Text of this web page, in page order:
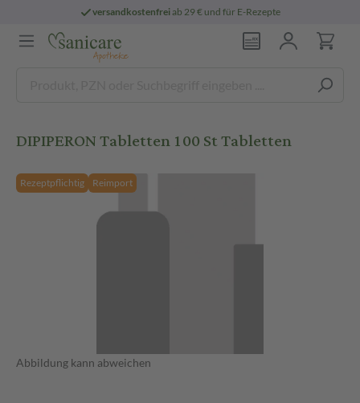
versandkostenfreiab 29 € und für E-Rezepte
DIPIPERON Tabletten 100 St Tabletten
Rezeptpflichtig Reimport
Abbildung kann abweichen